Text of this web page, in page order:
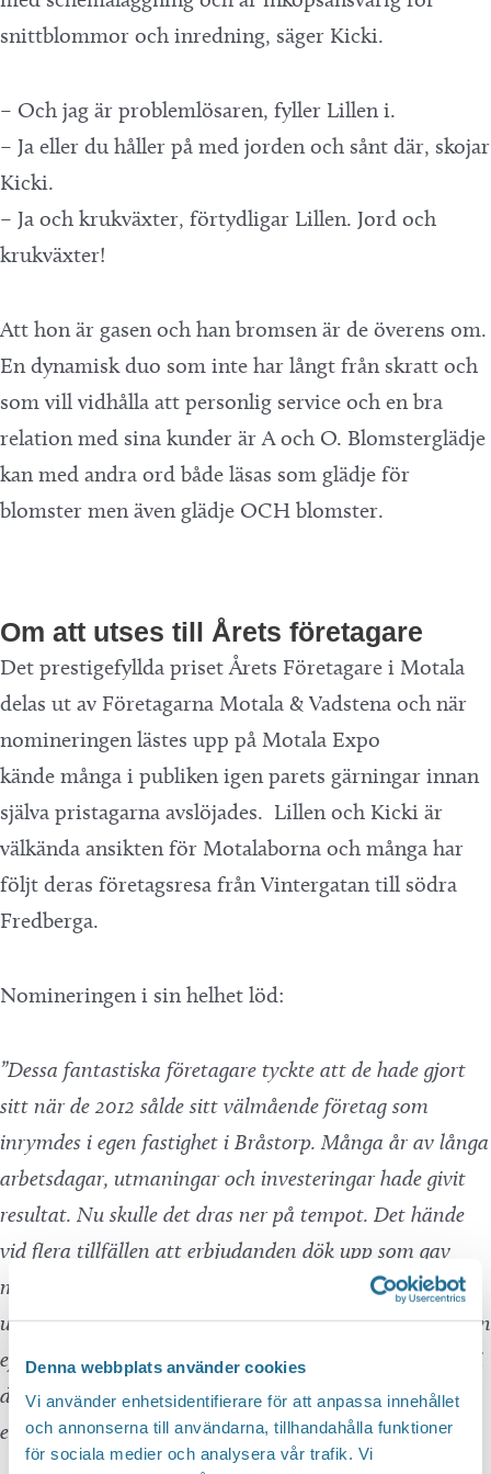
Denna webbplats använder cookies
Vi använder enhetsidentifierare för att anpassa innehållet
och annonserna till användarna, tillhandahålla funktioner
för sociala medier och analysera vår trafik. Vi
snittblommor och inredning, säger Kicki.
– Och jag är problemlösaren, fyller Lillen i.
– Ja eller du håller på med jorden och sånt där, skojar
Kicki.
– Ja och krukväxter, förtydligar Lillen. Jord och
krukväxter!
Att hon är gasen och han bromsen är de överens om.
En dynamisk duo som inte har långt från skratt och
som vill vidhålla att personlig service och en bra
relation med sina kunder är A och O. Blomsterglädje
kan med andra ord både läsas som glädje för
blomster men även glädje OCH blomster.
Om att utses till Årets företagare
Det prestigefyllda priset Årets Företagare i Motala
delas ut av Företagarna Motala & Vadstena och när
nomineringen lästes upp på Motala Expo
kände många i publiken igen parets gärningar innan
själva pristagarna avslöjades. Lillen och Kicki är
välkända ansikten för Motalaborna och många har
följt deras företagsresa från Vintergatan till södra
Fredberga.
Nomineringen i sin helhet löd:
”Dessa fantastiska företagare tyckte att de hade gjort
sitt när de 2012 sålde sitt välmående företag som
inrymdes i egen fastighet i Bråstorp. Många år av långa
arbetsdagar, utmaningar och investeringar hade givit
resultat. Nu skulle det dras ner på tempot. Det hände
vid flera tillfällen att erbjudanden dök upp som gav
möjlighet att åter ge sig in i den bransch som de kunde
utan och innan. Flera gånger sa de hårdnackat nej. Men
efter ett par års paus från näringslivet började det dra i
de starka entreprenörsgenerna och de kunde inte stå
emot.